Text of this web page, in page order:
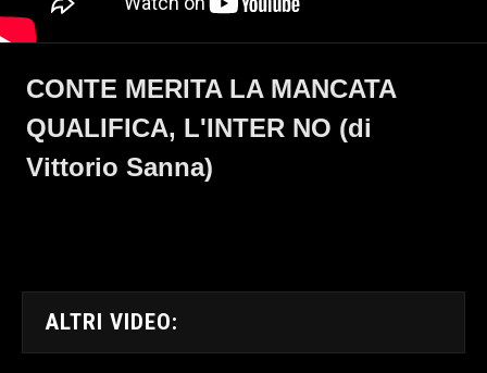
CONTE MERITA LA MANCATA
QUALIFICA, L'INTER NO (di
Vittorio Sanna)
ALTRI VIDEO: